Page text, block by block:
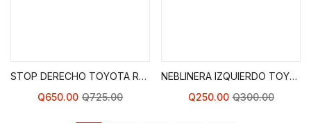
STOP DERECHO TOYOTA RAV 4 01-03
Q650.00 Q725.00
NEBLINERA IZQUIERDO TOYOTA RAV 4 01-03
Q250.00 Q300.00